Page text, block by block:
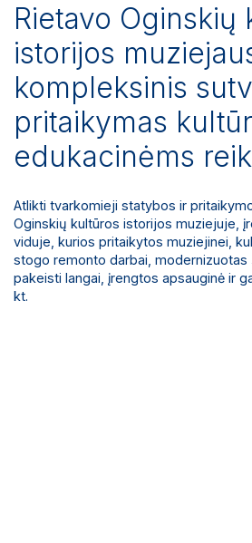
Rietavo Oginskių
istorijos
kompleksinis
pritaikymas
edukacinėms
Atlikti tvarkomieji statybos ir
Oginskių kultūros istorijos muziejuje,
viduje, kurios pritaikytos muziejinei,
stogo remonto darbai, modernizuotas
pakeisti langai, įrengtos apsauginė ir
kt.